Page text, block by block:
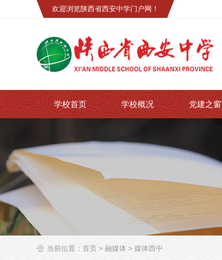
欢迎浏览陕西省西安中学门户网！
学校首页 学校概况 党建之窗
当前位置： 首页 > 融媒体 > 媒体西中